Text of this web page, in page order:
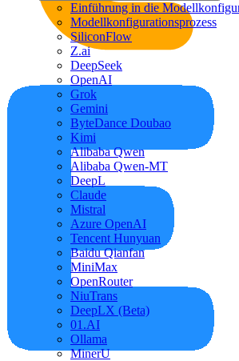
Einführung in die
Modellkonfigurationsprozess
SiliconFlow
Z.ai
DeepSeek
OpenAI
Grok
Gemini
ByteDance Doubao
Kimi
Alibaba Qwen
Alibaba Qwen-MT
DeepL
Claude
Mistral
Azure OpenAI
Tencent Hunyuan
Baidu Qianfan
MiniMax
OpenRouter
NiuTrans
DeepLX (Beta)
01.AI
Ollama
MinerU